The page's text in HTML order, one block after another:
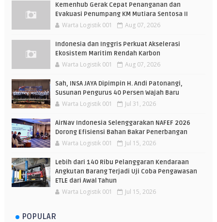
Kemenhub Gerak Cepat Penanganan dan
Evakuasi Penumpang KM Mutiara Sentosa II
Warta Logistik 001 Aug 07, 2026
Indonesia dan Inggris Perkuat Akselerasi
Ekosistem Maritim Rendah Karbon
Warta Logistik 001 Aug 07, 2026
Sah, INSA JAYA Dipimpin H. Andi Patonangi,
Susunan Pengurus 40 Persen Wajah Baru
Warta Logistik 001 Jul 31, 2026
AirNav Indonesia Selenggarakan NAFEF 2026
Dorong Efisiensi Bahan Bakar Penerbangan
Warta Logistik 001 Jul 15, 2026
Lebih dari 140 Ribu Pelanggaran Kendaraan
Angkutan Barang Terjadi Uji Coba Pengawasan
ETLE dari Awal Tahun
Warta Logistik 001 Jul 15, 2026
POPULAR